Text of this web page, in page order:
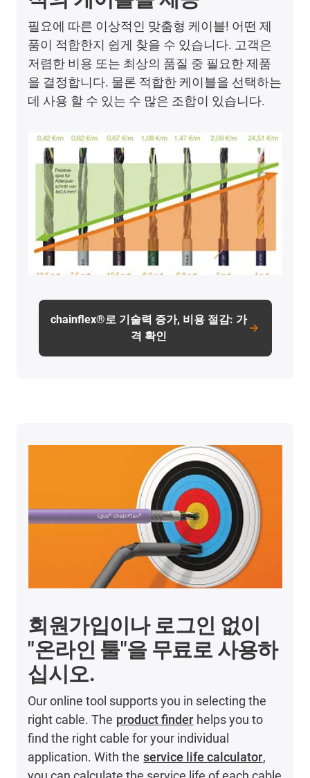
필요에 따른 이상적인 맞춤형 케이블! 어떤 제
품이 적합한지 쉽게 찾을 수 있습니다. 고객은
저렴한 비용 또는 최상의 품질 중 필요한 제품
을 결정합니다. 물론 적합한 케이블을 선택하는
데 사용 할 수 있는 수 많은 조합이 있습니다.
chainflex®로 기술력 증가, 비용 절감: 가
격 확인
회원가입이나 로그인 없이
"온라인 툴"을 무료로 사용하
십시오.
Our online tool supports you in selecting the
right cable. The product finder helps you to
find the right cable for your individual
application. With the service life calculator,